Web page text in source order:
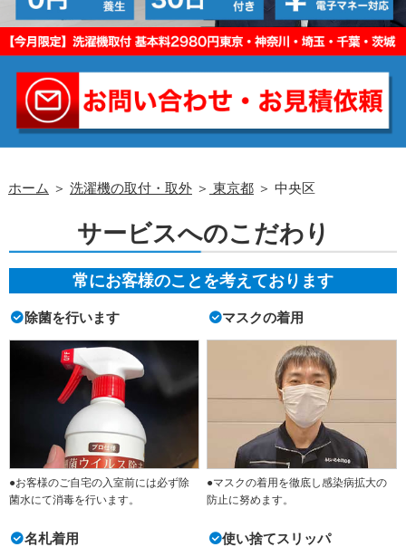
ホーム ＞ 洗濯機の取付・取外＞ 東京都＞ 中央区
サービスへのこだわり
常にお客様のことを考えております
除菌を行います
●お客様のご自宅の入室前には必ず除
菌水にて消毒を行います。
マスクの着用
●マスクの着用を徹底し感染病拡大の
防止に努めます。
名札着用 使い捨てスリッパ